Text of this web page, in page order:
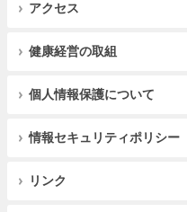
アクセス
健康経営の取組
個人情報保護について
情報セキュリティポリシー
リンク